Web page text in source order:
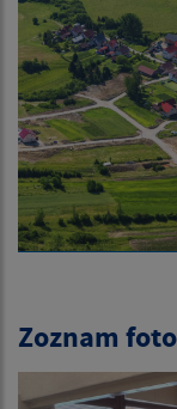
Zoznam